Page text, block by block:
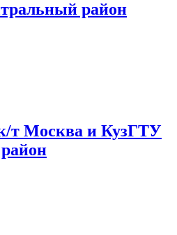
район
т Москва и КузГТУ